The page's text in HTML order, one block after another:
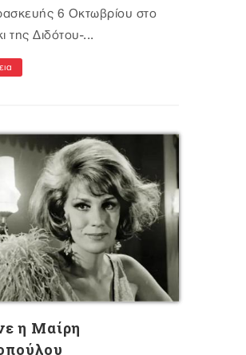
6 Οκτωβρίου στο
της Διδότου-...
η Μαίρη